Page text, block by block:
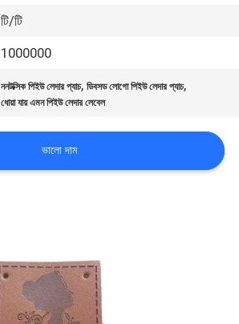
টি/টি
1000000
ননটক্সিক পিইউ লেদার প্যাচ,ডিবসড লোগো পিইউ লেদার প্যাচ,
ধোয়া যায় এমন পিইউ লেদার লেবেল
ভালো দাম